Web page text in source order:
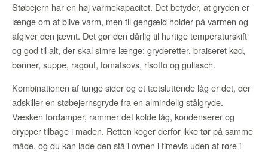
Støbejern har en høj varmekapacitet. Det betyder, at gryden er
længe om at blive varm, men til gengæld holder på varmen og
afgiver den jævnt. Det gør den dårlig til hurtige temperaturskift
og god til alt, der skal simre længe: gryderetter, braiseret kød,
bønner, suppe, ragout, tomatsovs, risotto og gullasch.
Kombinationen af tunge sider og et tætsluttende låg er det, der
adskiller en støbejernsgryde fra en almindelig stålgryde.
Væsken fordamper, rammer det kolde låg, kondenserer og
drypper tilbage i maden. Retten koger derfor ikke tør på samme
måde, og du kan lade den stå i ovnen i timevis uden at røre i